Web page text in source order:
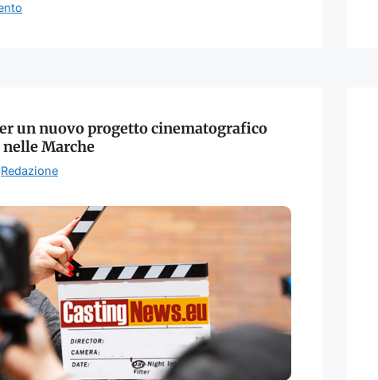
un nuovo progetto cinematografico
Marche
Redazione